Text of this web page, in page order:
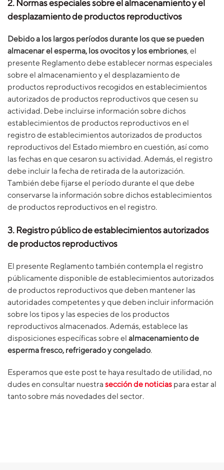
2. Normas especiales sobre el almacenamiento y el
desplazamiento de productos reproductivos
Debido a los largos períodos durante los que se pueden
almacenar el esperma, los ovocitos y los embriones, el
presente Reglamento debe establecer normas especiales
sobre el almacenamiento y el desplazamiento de
productos reproductivos recogidos en establecimientos
autorizados de productos reproductivos que cesen su
actividad. Debe incluirse información sobre dichos
establecimientos de productos reproductivos en el
registro de establecimientos autorizados de productos
reproductivos del Estado miembro en cuestión, así como
las fechas en que cesaron su actividad. Además, el registro
debe incluir la fecha de retirada de la autorización.
También debe fijarse el período durante el que debe
conservarse la información sobre dichos establecimientos
de productos reproductivos en el registro.
3. Registro público de establecimientos autorizados
de productos reproductivos
El presente Reglamento también contempla el registro
públicamente disponible de establecimientos autorizados
de productos reproductivos que deben mantener las
autoridades competentes y que deben incluir información
sobre los tipos y las especies de los productos
reproductivos almacenados. Además, establece las
disposiciones específicas sobre el almacenamiento de
esperma fresco, refrigerado y congelado.
Esperamos que este post te haya resultado de utilidad, no
dudes en consultar nuestra sección de noticias para estar al
tanto sobre más novedades del sector.